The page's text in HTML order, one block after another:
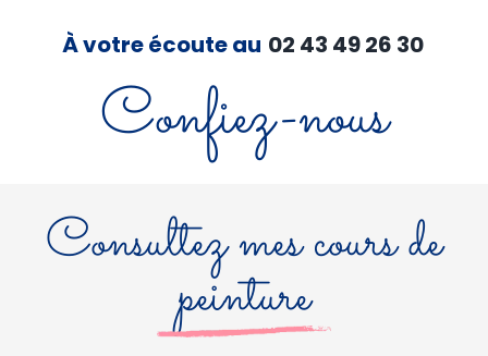
Confiez-nous
À votre écoute au 02 43 49 26 30
Consultez mes cours de
peinture